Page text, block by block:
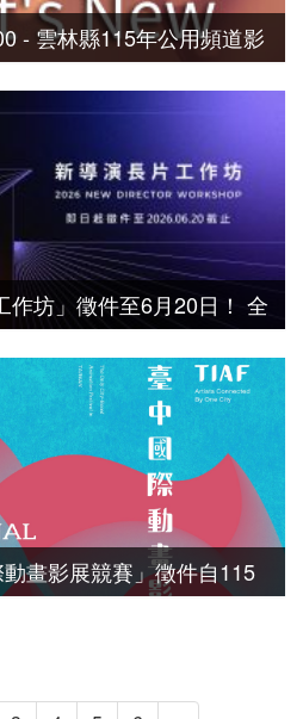
- 雲林縣115年公用頻道影
20萬元
作坊」徵件至6月20日！ 全
長片製作戰力
動畫影展競賽」徵件自115
開放網路報名，總獎金新